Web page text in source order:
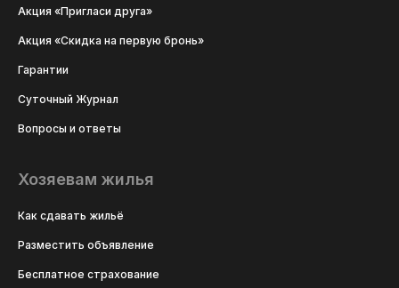
Акция «Пригласи друга»
Акция «Скидка на первую бронь»
Гарантии
Суточный Журнал
Вопросы и ответы
Хозяевам жилья
Как сдавать жильё
Разместить объявление
Бесплатное страхование